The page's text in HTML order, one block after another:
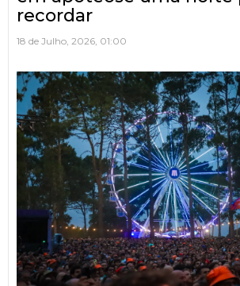
recordar
18 de Julho, 2026, 01:00